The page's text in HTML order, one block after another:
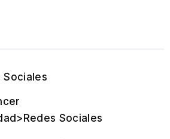
Sociales
Sociales